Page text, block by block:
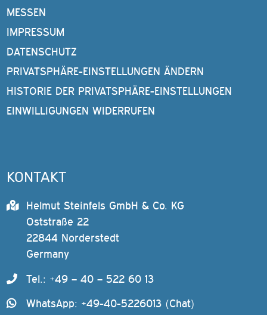
MESSEN
IMPRESSUM
DATENSCHUTZ
PRIVATSPHÄRE-EINSTELLUNGEN ÄNDERN
HISTORIE DER PRIVATSPHÄRE-EINSTELLUNGEN
EINWILLIGUNGEN WIDERRUFEN
KONTAKT
Helmut Steinfels GmbH & Co. KG
Oststraße 22
22844 Norderstedt
Germany
Tel.: +49 – 40 – 522 60 13
WhatsApp: +49-40-5226013 (Chat)